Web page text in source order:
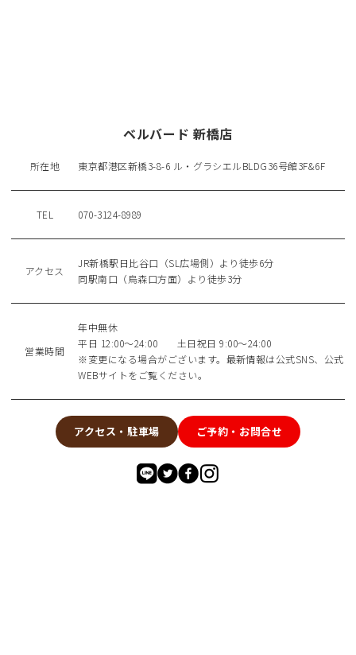
ベルバード 新橋店
所在地 東京都港区新橋3-8-6 ル・グラシエルBLDG36号館3F&6F
TEL 070-3124-8989
アクセス
JR新橋駅日比谷口（SL広場側）より徒歩6分
同駅南口（烏森口方面）より徒歩3分
営業時間
年中無休
平日 12:00～24:00 土日祝日 9:00～24:00
※変更になる場合がございます。最新情報は公式SNS、公式
WEBサイトをご覧ください。
アクセス・駐車場 ご予約・お問合せ